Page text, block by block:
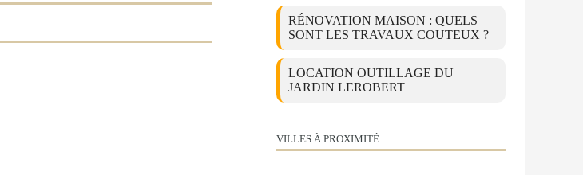
RÉNOVATION MAISON : QUELS
SONT LES TRAVAUX COUTEUX ?
LOCATION OUTILLAGE DU
JARDIN LEROBERT
VILLES À PROXIMITÉ